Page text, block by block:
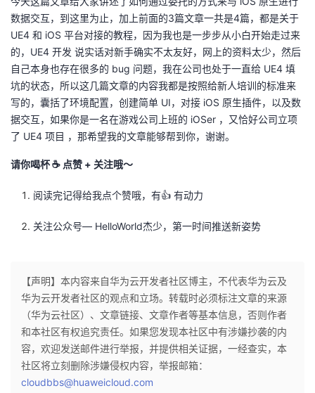
数据交互，到这里为止，加上前面的3篇文章一共是4篇，都是关于
UE4 和 iOS 平台对接的教程，因为我也是一步步从小白开始走过来
的，UE4 开发 说实话对新手确实不太友好，网上的资料太少，然后
自己本身也存在很多的 bug 问题，我在公司也处于一直给 UE4 填
坑的状态，所以这几篇文章的内容我都是按照给新人培训的标准来
写的，囊括了环境配置，创建简单 UI，对接 iOS 原生插件，以及数
据交互，如果你是一名在游戏公司上班的 iOSer ，又恰好公司立项
了 UE4 项目 ，那希望我的文章能够帮到你，谢谢。
请你喝杯 ☕️ 点赞 + 关注哦～
阅读完记得给我点个赞哦，有👍 有动力
关注公众号— HelloWorld杰少，第一时间推送新姿势
【声明】本内容来自华为云开发者社区博主，不代表华为云及
华为云开发者社区的观点和立场。转载时必须标注文章的来源
（华为云社区）、文章链接、文章作者等基本信息，否则作者
和本社区有权追究责任。如果您发现本社区中有涉嫌抄袭的内
容，欢迎发送邮件进行举报，并提供相关证据，一经查实，本
社区将立刻删除涉嫌侵权内容，举报邮箱：
cloudbbs@huaweicloud.com